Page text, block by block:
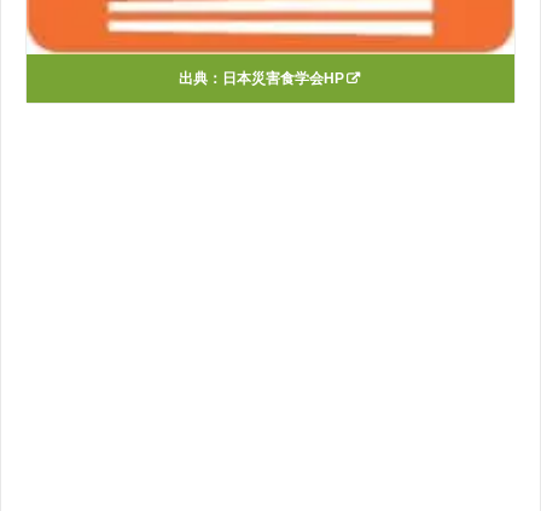
出典： 日本災害食学会HP